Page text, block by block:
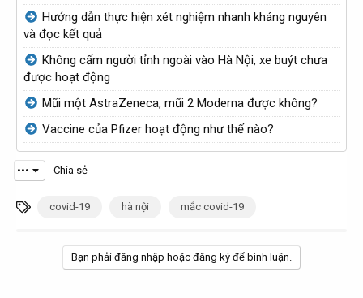
t
ạ
o
b
ở
i
ử
i
t
ạ
o
b
ở
i
ử
Hướng dẫn thực hiện xét nghiệm nhanh kháng nguyên
và đọc kết quả
Không cấm người tỉnh ngoài vào Hà Nội, xe buýt chưa
được hoạt động
Mũi một AstraZeneca, mũi 2 Moderna được không?
Vaccine của Pfizer hoạt động như thế nào?
••• Chia sẻ
T
covid-19 hà nội mắc covid-19
Bạn phải đăng nhập hoặc đăng ký để bình luận.